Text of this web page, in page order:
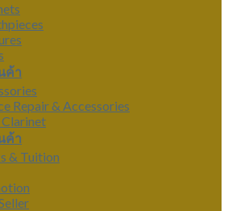
ค้า
Repair & Accessories
Clarinet
ค้า
& Tuition